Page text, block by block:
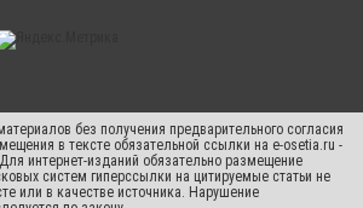
без получения предварительного согласия
в тексте обязательной ссылки на e-osetia.ru -
интернет-изданий обязательно размещение
систем гиперссылки на цитируемые статьи не
или в качестве источника. Нарушение